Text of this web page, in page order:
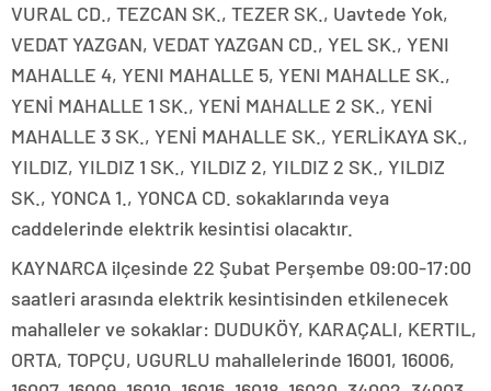
VURAL CD., TEZCAN SK., TEZER SK., Uavtede Yok,
VEDAT YAZGAN, VEDAT YAZGAN CD., YEL SK., YENI
MAHALLE 4, YENI MAHALLE 5, YENI MAHALLE SK.,
YENİ MAHALLE 1 SK., YENİ MAHALLE 2 SK., YENİ
MAHALLE 3 SK., YENİ MAHALLE SK., YERLİKAYA SK.,
YILDIZ, YILDIZ 1 SK., YILDIZ 2, YILDIZ 2 SK., YILDIZ
SK., YONCA 1., YONCA CD. sokaklarında veya
caddelerinde elektrik kesintisi olacaktır.
KAYNARCA ilçesinde 22 Şubat Perşembe 09:00-17:00
saatleri arasında elektrik kesintisinden etkilenecek
mahalleler ve sokaklar: DUDUKÖY, KARAÇALI, KERTIL,
ORTA, TOPÇU, UGURLU mahallelerinde 16001, 16006,